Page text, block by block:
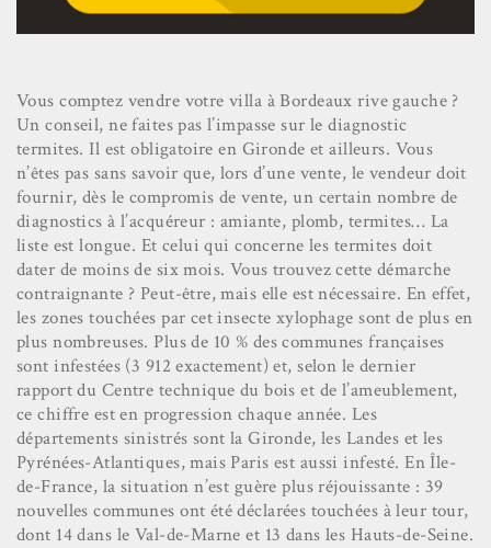
Vous comptez vendre votre villa à Bordeaux rive gauche ?
Un conseil, ne faites pas l’impasse sur le diagnostic
termites. Il est obligatoire en Gironde et ailleurs. Vous
n’êtes pas sans savoir que, lors d’une vente, le vendeur doit
fournir, dès le compromis de vente, un certain nombre de
diagnostics à l’acquéreur : amiante, plomb, termites… La
liste est longue. Et celui qui concerne les termites doit
dater de moins de six mois. Vous trouvez cette démarche
contraignante ? Peut-être, mais elle est nécessaire. En effet,
les zones touchées par cet insecte xylophage sont de plus en
plus nombreuses. Plus de 10 % des communes françaises
sont infestées (3 912 exactement) et, selon le dernier
rapport du Centre technique du bois et de l’ameublement,
ce chiffre est en progression chaque année. Les
départements sinistrés sont la Gironde, les Landes et les
Pyrénées-Atlantiques, mais Paris est aussi infesté. En Île-
de-France, la situation n’est guère plus réjouissante : 39
nouvelles communes ont été déclarées touchées à leur tour,
dont 14 dans le Val-de-Marne et 13 dans les Hauts-de-Seine.